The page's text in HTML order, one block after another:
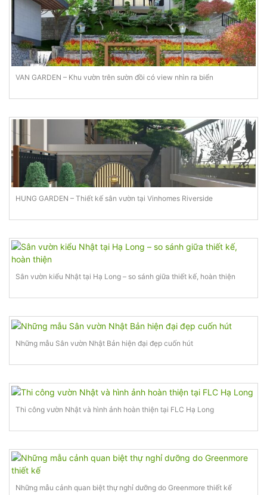
VAN GARDEN – Khu vườn trên sườn đồi có view nhìn ra biển
HUNG GARDEN – Thiết kế sân vườn tại Vinhomes Riverside
Sân vườn kiểu Nhật tại Hạ Long – so sánh giữa thiết kế, hoàn thiện
Những mẫu Sân vườn Nhật Bản hiện đại đẹp cuốn hút
Thi công vườn Nhật và hình ảnh hoàn thiện tại FLC Hạ Long
Những mẫu cảnh quan biệt thự nghỉ dưỡng do Greenmore thiết kế